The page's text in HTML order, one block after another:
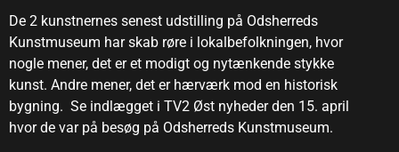
De 2 kunstnernes senest udstilling på Odsherreds
Kunstmuseum har skab røre i lokalbefolkningen, hvor
nogle mener, det er et modigt og nytænkende stykke
kunst. Andre mener, det er hærværk mod en historisk
bygning. Se indlægget i TV2 Øst nyheder den 15. april
hvor de var på besøg på Odsherreds Kunstmuseum.